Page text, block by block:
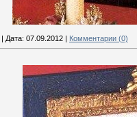
| Дата: 07.09.2012 | Комментарии (0)